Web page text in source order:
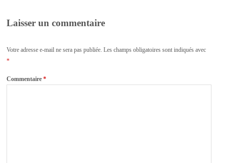
Laisser un commentaire
Votre adresse e-mail ne sera pas publiée. Les champs obligatoires sont indiqués avec
*
Commentaire*